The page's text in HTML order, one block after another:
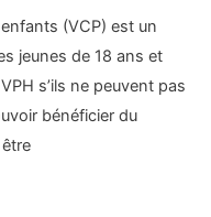
(VCP) est un
jeunes de 18 ans et
s’ils ne peuvent pas
bénéficier du